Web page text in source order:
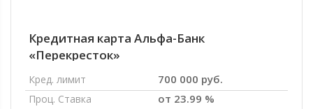
Кредитная карта Альфа-Банк
«Перекресток»
Кред. лимит 700 000 руб.
Проц. Ставка от 23.99 %